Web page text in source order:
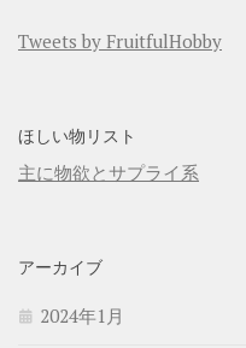
Tweets by FruitfulHobby
ほしい物リスト
主に物欲とサプライ系
アーカイブ
2024年1月